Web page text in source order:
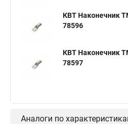
КВТ Наконечник
78596
КВТ Наконечник
78597
Аналоги по